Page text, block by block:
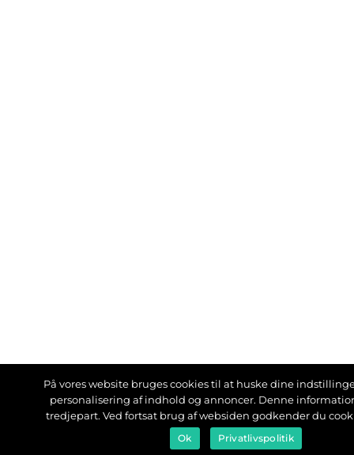
På vores website bruges cookies til at huske dine
personalisering af indhold og annoncer. Denne
tredjepart. Ved fortsat brug af websiden godkender du
Ok Privatlivspolitik